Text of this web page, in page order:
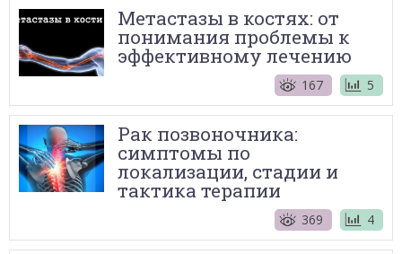
Метастазы в костях: от
понимания проблемы к
эффективному лечению
167 5
Рак позвоночника:
симптомы по
локализации, стадии и
тактика терапии
369 4